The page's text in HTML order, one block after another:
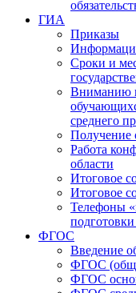
ГИА
Приказы
Сроки и
Вниманию
среднего
Получение
Работа
области
Итоговое
Итоговое
Телефоны
ФГОС
Введение
ФГОС
ФГОС